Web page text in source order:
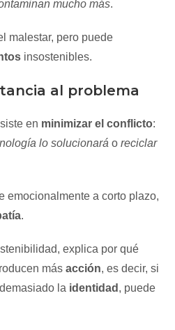
mucho más.
malestar, pero puede
insostenibles.
al problema
en minimizar el conflicto:
lo solucionará oreciclar
emocionalmente a corto plazo,
.
explica por qué
másacción, es decir, si
la identidad , puede